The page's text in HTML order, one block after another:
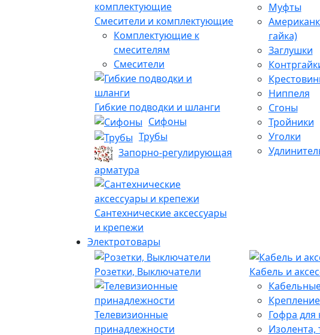
Смесители и комплектующие
Комплектующие к
смесителям
Смесители
Гибкие подводки и шланги
Сифоны
Трубы
Запорно-регулирующая
арматура
Сантехнические аксессуары
и крепежи
Муфты
гайка)
Заглушки
Ниппеля
Сгоны
Тройники
Уголки
Электротовары
Розетки, Выключатели
Телевизионные
принадлежности
Кабель и
Гофра для
Изолента,